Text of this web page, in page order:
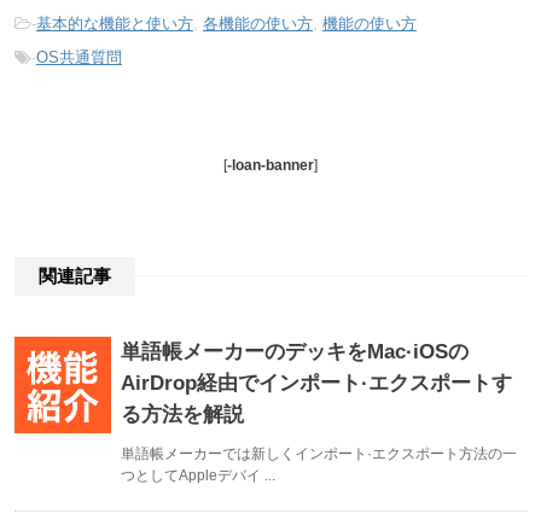
-基本的な機能と使い方, 各機能の使い方, 機能の使い方
-OS共通質問
[-loan-banner]
関連記事
単語帳メーカーのデッキをMac·iOSの
AirDrop経由でインポート·エクスポートす
る方法を解説
単語帳メーカーでは新しくインポート·エクスポート方法の一
つとしてAppleデバイ ...